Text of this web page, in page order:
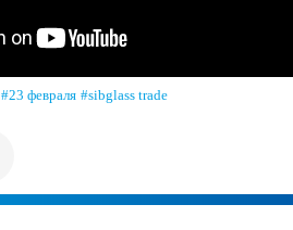
#23 февраля #sibglass trade